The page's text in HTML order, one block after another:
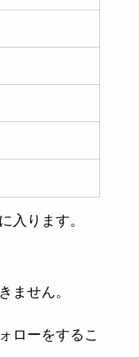
入ります。
ません。
ローをするこ